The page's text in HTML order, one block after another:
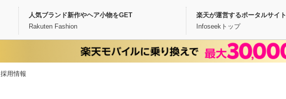
人気ブランド新作やヘア小物をGET
Rakuten Fashion
楽天が運営するポータルサイト
Infoseekトップ
採用情報